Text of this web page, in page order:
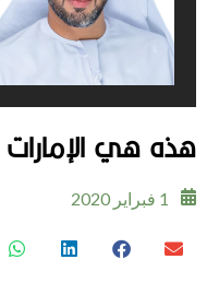
هذه هي الإمارات
1 فبراير 2020